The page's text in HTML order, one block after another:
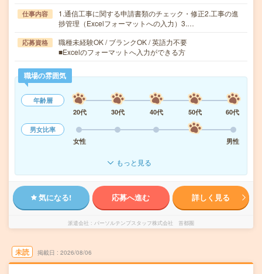
仕事内容
1.通信工事に関する申請書類のチェック・修正2.工事の進
捗管理（Excelフォーマットへの入力）3.…
応募資格
職種未経験OK / ブランクOK / 英語力不要
■Excelのフォーマットへ入力ができる方
職場の雰囲気
年齢層
20代
30代 40代 50代
60代
男女比率
女性
男性
もっと見る
気になる! 応募へ進む 詳しく見る
派遣会社 パーソルテンプスタッフ株式会社 首都圏
未読 掲載日 2026/08/06